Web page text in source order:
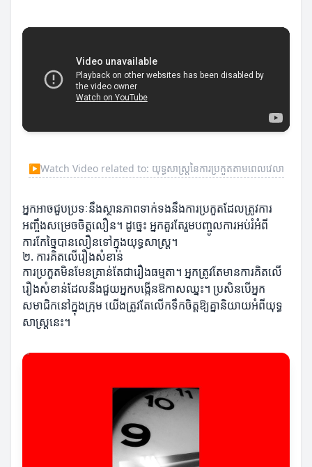
▶Watch Video related to: យុទ្ធសាស្ត្រនៃការប្រកួតតាមពេលវេលា
អ្នកអាចជួបប្រទៈនឹងស្ថានភាពទាក់ទងនឹងការប្រកួតដែលត្រូវការ
អញ្ចឹងសម្រេចចិត្តលឿន។ ដូច្នេះ អ្នកគួរតែរួមបញ្ចូលការអប់រំអំពី
ការកែច្នៃបានលឿនទៅក្នុងយុទ្ធសាស្ត្រ។
២. ការគិតលើរឿងសំខាន់
ការប្រកួតមិនមែនគ្រាន់តែជារឿងធម្មតា។ អ្នកត្រូវតែមានការគិតលើ
រឿងសំខាន់ដែលនឹងជួយអ្នកបង្កើនឱកាសឈ្នះ។ ប្រសិនបើអ្នក
សមាជិកនៅក្នុងក្រុម យើងត្រូវតែលើកទឹកចិត្តឱ្យគ្នានិយាយអំពីយុទ្ធ
សាស្ត្រនេះ។